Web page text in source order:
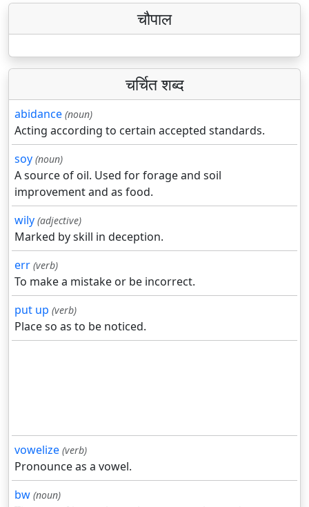
चौपाल
चर्चित शब्द
abidance (noun)
Acting according to certain accepted standards.
soy (noun)
A source of oil. Used for forage and soil
improvement and as food.
wily (adjective)
Marked by skill in deception.
err (verb)
To make a mistake or be incorrect.
put up (verb)
Place so as to be noticed.
vowelize (verb)
Pronounce as a vowel.
bw (noun)